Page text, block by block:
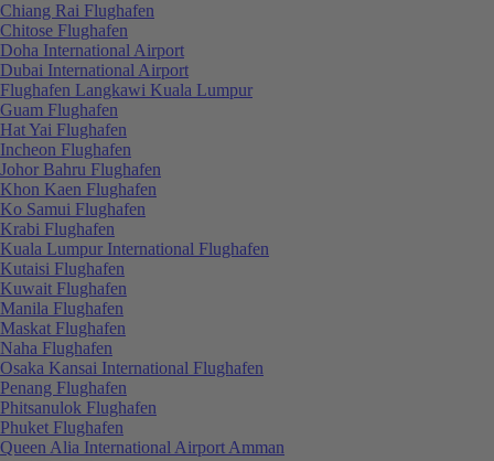
Chiang Rai Flughafen
Chitose Flughafen
Doha International Airport
Dubai International Airport
Flughafen Langkawi Kuala Lumpur
Guam Flughafen
Hat Yai Flughafen
Incheon Flughafen
Johor Bahru Flughafen
Khon Kaen Flughafen
Ko Samui Flughafen
Krabi Flughafen
Kuala Lumpur International Flughafen
Kutaisi Flughafen
Kuwait Flughafen
Manila Flughafen
Maskat Flughafen
Naha Flughafen
Osaka Kansai International Flughafen
Penang Flughafen
Phitsanulok Flughafen
Phuket Flughafen
Queen Alia International Airport Amman